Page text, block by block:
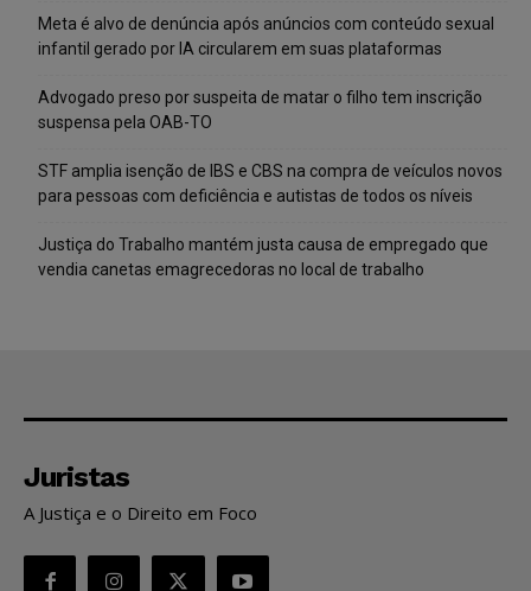
Meta é alvo de denúncia após anúncios com conteúdo sexual
infantil gerado por IA circularem em suas plataformas
Advogado preso por suspeita de matar o filho tem inscrição
suspensa pela OAB-TO
STF amplia isenção de IBS e CBS na compra de veículos novos
para pessoas com deficiência e autistas de todos os níveis
Justiça do Trabalho mantém justa causa de empregado que
vendia canetas emagrecedoras no local de trabalho
Juristas
A Justiça e o Direito em Foco